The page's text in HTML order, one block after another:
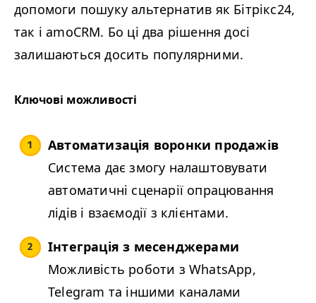
допомоги пошуку альтернатив як Бітрікс24,
так і amoCRM. Бо ці два рішення досі
залишаються досить популярними.
Ключові можливості
Автоматизація воронки продажів
Система дає змогу налаштовувати
автоматичні сценарії опрацювання
лідів і взаємодії з клієнтами.
Інтеграція з месенджерами
Можливість роботи з WhatsApp,
Telegram та іншими каналами